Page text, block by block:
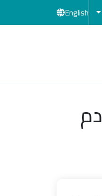
English